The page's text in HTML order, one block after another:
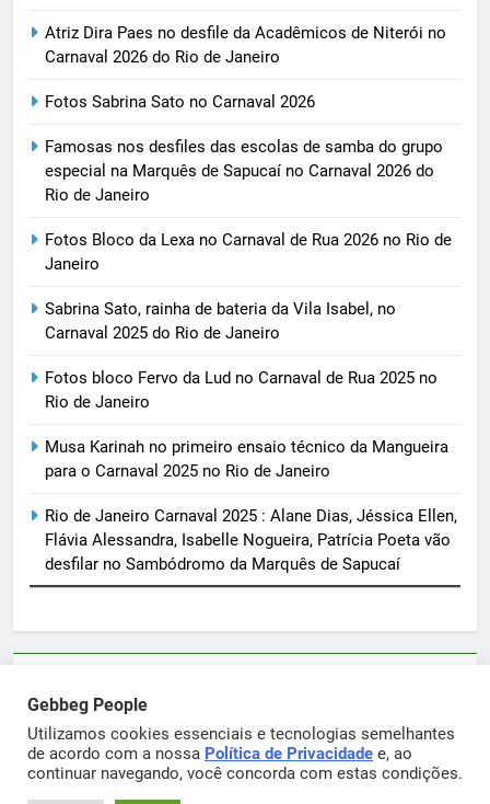
Atriz Dira Paes no desfile da Acadêmicos de Niterói no
Carnaval 2026 do Rio de Janeiro
Fotos Sabrina Sato no Carnaval 2026
Famosas nos desfiles das escolas de samba do grupo
especial na Marquês de Sapucaí no Carnaval 2026 do
Rio de Janeiro
Fotos Bloco da Lexa no Carnaval de Rua 2026 no Rio de
Janeiro
Sabrina Sato, rainha de bateria da Vila Isabel, no
Carnaval 2025 do Rio de Janeiro
Fotos bloco Fervo da Lud no Carnaval de Rua 2025 no
Rio de Janeiro
Musa Karinah no primeiro ensaio técnico da Mangueira
para o Carnaval 2025 no Rio de Janeiro
Rio de Janeiro Carnaval 2025 : Alane Dias, Jéssica Ellen,
Flávia Alessandra, Isabelle Nogueira, Patrícia Poeta vão
desfilar no Sambódromo da Marquês de Sapucaí
sortimentos@yahoo.com.br
Gebbeg Powered ByBlazeThemes.
Gebbeg People
Utilizamos cookies essenciais e tecnologias semelhantes
de acordo com a nossa Política de Privacidade e, ao
continuar navegando, você concorda com estas condições.